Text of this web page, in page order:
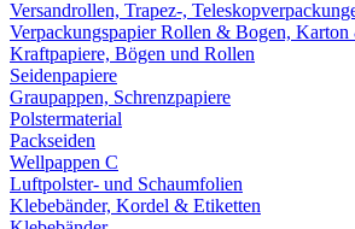
Versandrollen, Trapez-,
Verpackungspapier Rollen & Bogen, Karton
Kraftpapiere, Bögen und Rollen
Seidenpapiere
Graupappen, Schrenzpapiere
Polstermaterial
Packseiden
Wellpappen C
Luftpolster- und Schaumfolien
Klebebänder, Kordel & Etiketten